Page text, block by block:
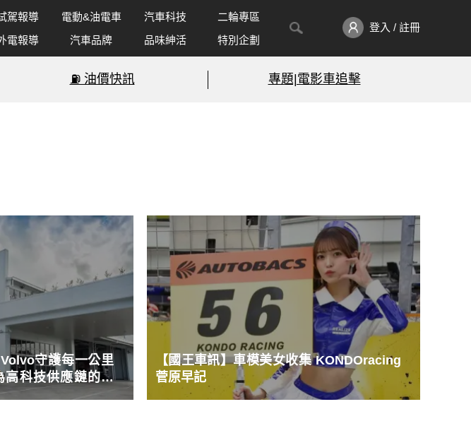
駕報導 電動&油電車 汽車科技
二輪專區
電報導 汽車品牌 品味紳活 特別企劃
登入 / 註冊
⛽️ 油價快訊 專題|電影車追擊
守護每一公里
高科技供應鏈的可
【國王車訊】車模美女收集 KONDOracing
菅原早記